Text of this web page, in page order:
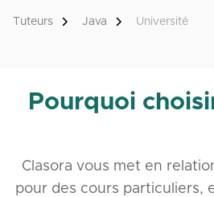
Tuteurs Java Université
Pourquoi
Clasora vous met en
pour des cours